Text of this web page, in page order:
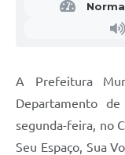
A Prefeitura
Departamento
segunda-feira, no
Seu Espaço, Sua